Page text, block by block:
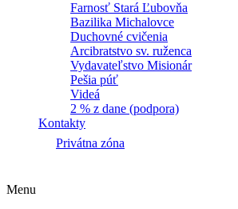
Farnosť Stará Ľubovňa
Bazilika Michalovce
Duchovné cvičenia
Arcibratstvo sv. ruženca
Vydavateľstvo Misionár
Pešia púť
Videá
2 % z dane (podpora)
Kontakty
Privátna zóna
Menu